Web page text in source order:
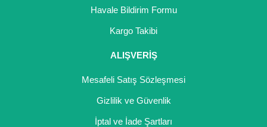
Havale Bildirim Formu
Kargo Takibi
ALIŞVERİŞ
Mesafeli Satış Sözleşmesi
Gizlilik ve Güvenlik
İptal ve İade Şartları